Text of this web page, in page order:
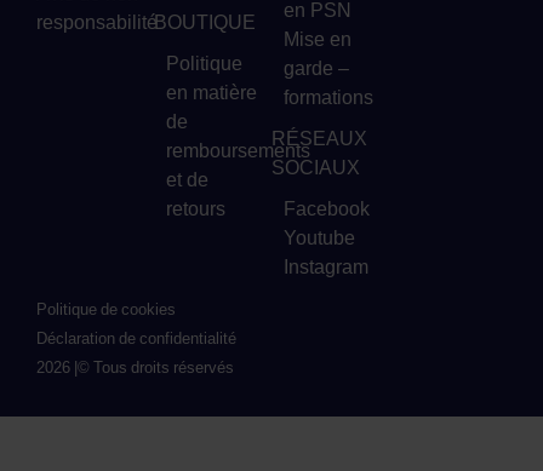
responsabilitéBOUTIQUE
Politique
en matière
de
remboursements
et de
retours
en PSN
Mise en
garde –
formations
RÉSEAUX
SOCIAUX
Facebook
Youtube
Instagram
2026 |© Tous droits réservés
Politique de cookies
Déclaration de confidentialité